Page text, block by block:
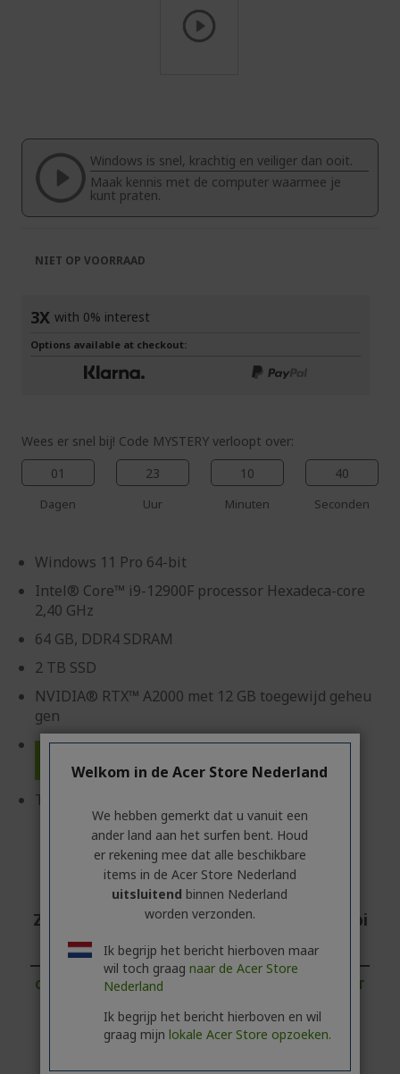
begin
afbeeldingen-
gallerij
Windows is snel, krachtig en veiliger dan ooit.
Maak kennis met de computer waarmee je
kunt praten.
Wees er snel bij! Code MYSTERY verloopt over:
01
Dagen
23
Uur
10
Minuten
40
Seconden
Windows 11 Pro 64-bit
Intel® Core™ i9-12900F processor Hexadeca-core
2,40 GHz
64 GB, DDR4 SDRAM
2 TB SSD
NVIDIA® RTX™ A2000 met 12 GB toegewijd geheu
gen
Toetsenbord en muis NIET inbegrepen
Zakelijke klant? Ontdek onze beste aanbi
edingen!
CONTACTEER ONS |
MAAK EEN ZAKELIJK ACCOUNT
NIET OP VOORRAAD
3X with 0% interest
Options available at checkout:
Welkom in de Acer Store Nederland
We hebben gemerkt dat u vanuit een
ander land aan het surfen bent. Houd
er rekening mee dat alle beschikbare
items in de Acer Store Nederland
uitsluitend binnen Nederland
worden verzonden.
Ik begrijp het bericht hierboven maar
wil toch graag naar de Acer Store
Nederland
Ik begrijp het bericht hierboven en wil
graag mijn lokale Acer Store opzoeken.